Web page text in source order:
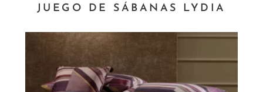
JUEGO DE SÁBANAS LYDIA